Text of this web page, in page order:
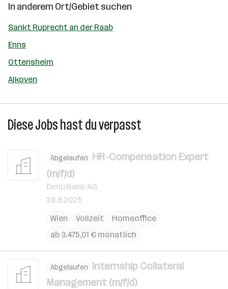
In anderem Ort/Gebiet suchen
Sankt Ruprecht an der Raab
Enns
Ottensheim
Alkoven
Diese Jobs hast du verpasst
Abgelaufen HR-Compensation Expert
(m/f/d)
DenizBank AG
28.6.2025
Wien
Vollzeit
Homeoffice
ab 3.475,01 € monatlich
Abgelaufen Internship Collateral
Management (m/f/d)